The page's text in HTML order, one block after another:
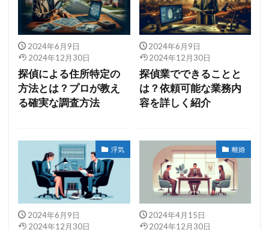
2024年6月9日
2024年12月30日
探偵による住所特定の
方法とは？プロが教え
る確実な調査方法
2024年6月9日
2024年12月30日
探偵業でできることと
は？依頼可能な業務内
容を詳しく紹介
浮気
2024年6月9日
2024年12月30日
離婚
2024年4月15日
2024年12月30日